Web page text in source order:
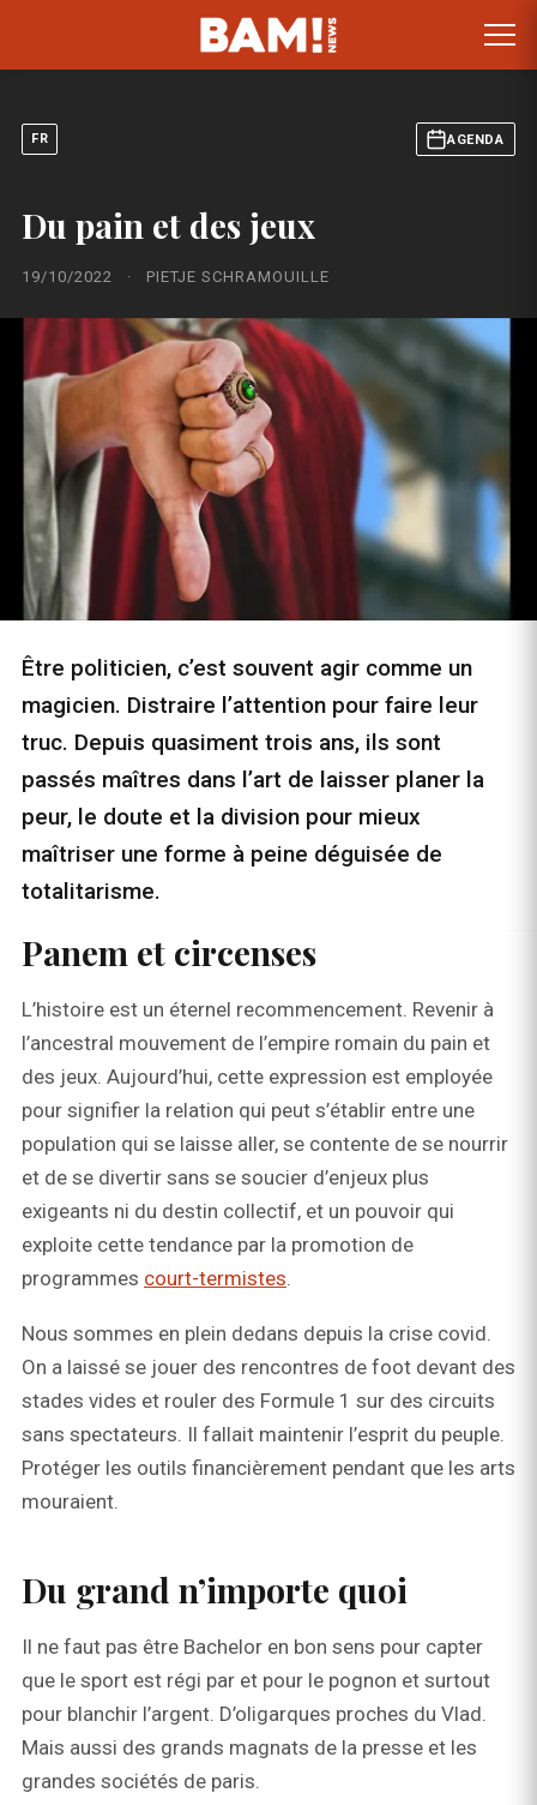
FR AGENDA
Du pain et des jeux
19/10/2022 · PIETJE SCHRAMOUILLE
Être politicien, c’est souvent agir comme un
magicien. Distraire l’attention pour faire leur
truc. Depuis quasiment trois ans, ils sont
passés maîtres dans l’art de laisser planer la
peur, le doute et la division pour mieux
maîtriser une forme à peine déguisée de
totalitarisme.
Panem et circenses
L’histoire est un éternel recommencement. Revenir à
l’ancestral mouvement de l’empire romain du pain et
des jeux. Aujourd’hui, cette expression est employée
pour signifier la relation qui peut s’établir entre une
population qui se laisse aller, se contente de se nourrir
et de se divertir sans se soucier d’enjeux plus
exigeants ni du destin collectif, et un pouvoir qui
exploite cette tendance par la promotion de
programmes court-termistes.
Nous sommes en plein dedans depuis la crise covid.
On a laissé se jouer des rencontres de foot devant des
stades vides et rouler des Formule 1 sur des circuits
sans spectateurs. Il fallait maintenir l’esprit du peuple.
Protéger les outils financièrement pendant que les arts
mouraient.
Du grand n’importe quoi
Il ne faut pas être Bachelor en bon sens pour capter
que le sport est régi par et pour le pognon et surtout
pour blanchir l’argent. D’oligarques proches du Vlad.
Mais aussi des grands magnats de la presse et les
grandes sociétés de paris.